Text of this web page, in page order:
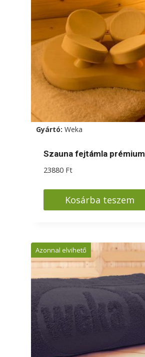
Gyártó: Weka
Szauna fejtámla prémium
23880 Ft
Kosárba teszem
Azonnal elvihető